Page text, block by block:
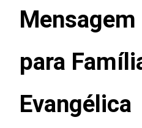
Mensagem
para
Evangélica